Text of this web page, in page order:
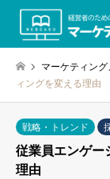
マーケティン
ィングを変える理由
戦略・トレンド
従業員エンゲー
理由